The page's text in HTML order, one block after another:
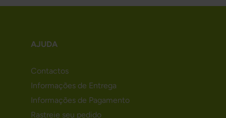
AJUDA
Contactos
Informações de Entrega
Informações de Pagamento
Rastreie seu pedido